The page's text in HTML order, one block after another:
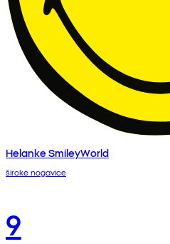
Helanke SmileyWorld
široke nogavice
9